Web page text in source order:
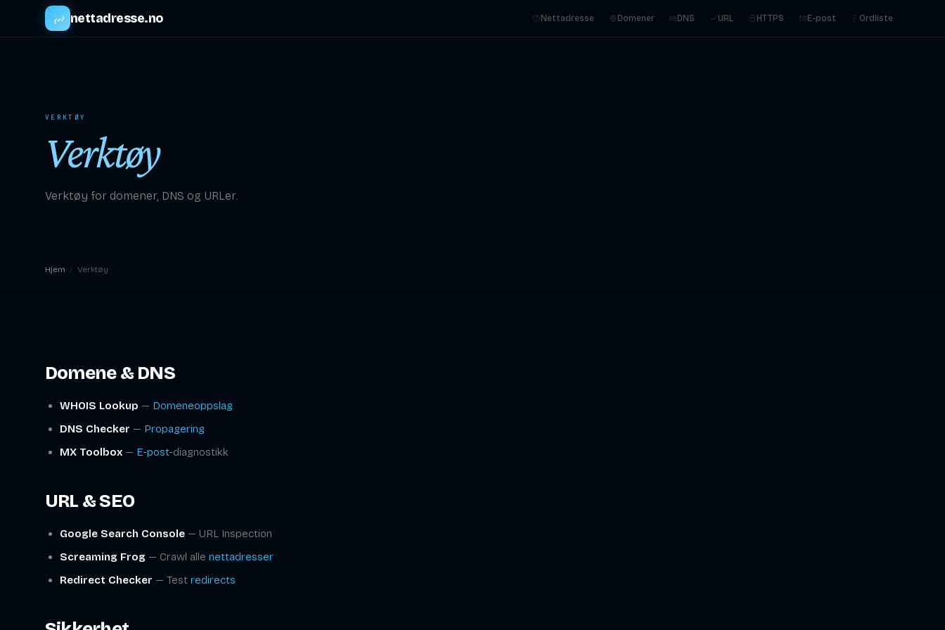
nettadresse.no Nettadresse Domener DNS URL HTTPS E-post Ordliste
VERKTØY
Verktøy
Verktøy for domener, DNS og URLer.
Hjem Verktøy
Domene & DNS
WHOIS Lookup — Domeneoppslag
DNS Checker — Propagering
MX Toolbox— E-post-diagnostikk
URL & SEO
Google Search Console— URL Inspection
Screaming Frog — Crawl alle nettadresser
Redirect Checker — Test redirects